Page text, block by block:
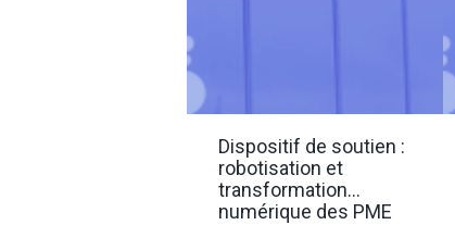
Dispositif de soutien :
robotisation et
transformation
numérique des PME